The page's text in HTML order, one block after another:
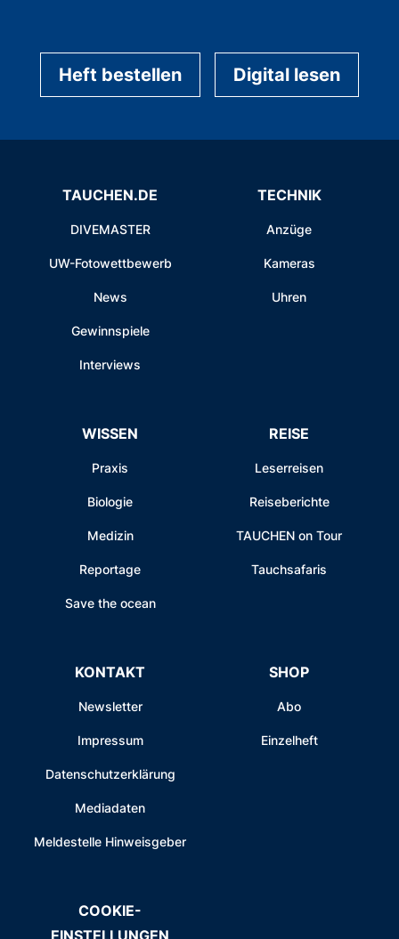
Heft bestellen Digital lesen
TAUCHEN.DE
DIVEMASTER
UW-Fotowettbewerb
News
Gewinnspiele
Interviews
TECHNIK
Anzüge
Kameras
Uhren
WISSEN
Praxis
Biologie
Medizin
Reportage
Save the ocean
REISE
Leserreisen
Reiseberichte
TAUCHEN on Tour
Tauchsafaris
KONTAKT
Newsletter
Impressum
Datenschutzerklärung
Mediadaten
Meldestelle Hinweisgeber
SHOP
Abo
Einzelheft
COOKIE-
EINSTELLUNGEN